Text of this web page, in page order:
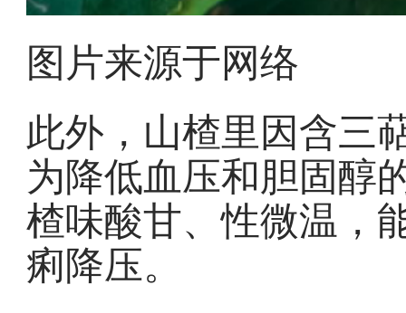
图片来源于网络
此外，山楂里因含三
为降低血压和胆固醇
楂味酸甘、性微温，
痢降压。